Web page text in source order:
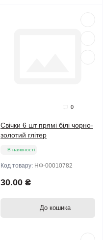
0
Свічки 6 шт прямі білі чорно-
золотий глітер
В наявності
Код товару: НФ-00010782
30.00 ₴
До кошика